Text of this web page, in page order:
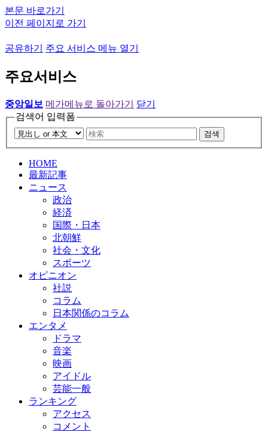
본문 바로가기
이전 페이지로 가기
공유하기 주요 서비스 메뉴 열기
주요서비스
중앙일보 메가메뉴로 돌아가기
닫기
검색어 입력폼
검색
HOME
最新記事
ニュース
政治
経済
国際・日本
北朝鮮
社会・文化
スポーツ
オピニオン
社説
コラム
日本関係のコラム
エンタメ
ドラマ
音楽
映画
アイドル
芸能一般
ランキング
アクセス
コメント